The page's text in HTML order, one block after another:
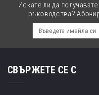
Искате ли да
ръководства?
СВЪРЖЕТЕ СЕ С